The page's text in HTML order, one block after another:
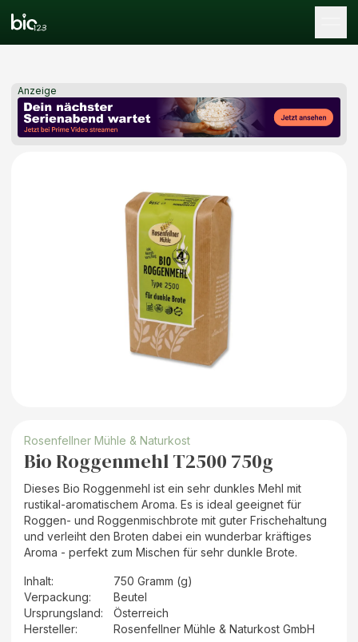
Anzeige
Rosenfellner Mühle & Naturkost
Bio Roggenmehl T2500 750g
Dieses Bio Roggenmehl ist ein sehr dunkles Mehl mit
rustikal-aromatischem Aroma. Es is ideal geeignet für
Roggen- und Roggenmischbrote mit guter Frischehaltung
und verleiht den Broten dabei ein wunderbar kräftiges
Aroma - perfekt zum Mischen für sehr dunkle Brote.
Inhalt:
750 Gramm (g)
Verpackung:
Beutel
Ursprungsland:
Österreich
Hersteller: Rosenfellner Mühle & Naturkost GmbH